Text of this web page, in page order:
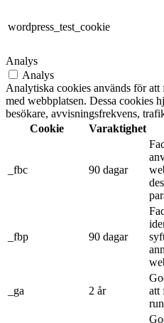
wordpress_test_cookie
Analys
Analys
Analytiska cookies används för att
med webbplatsen. Dessa cookies
besökare, avvisningsfrekvens,
Cookie
Varaktighet
_fbc 90 dagar
_fbp 90 dagar
_ga 2 år
att